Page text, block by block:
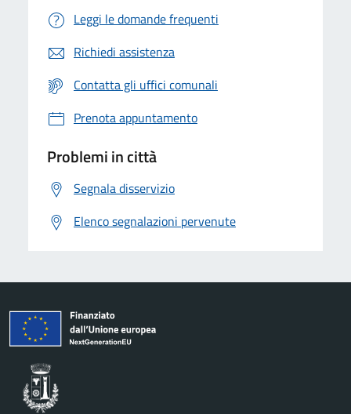
Leggi le domande frequenti
Richiedi assistenza
Contatta gli uffici comunali
Prenota appuntamento
Problemi in città
Segnala disservizio
Elenco segnalazioni pervenute